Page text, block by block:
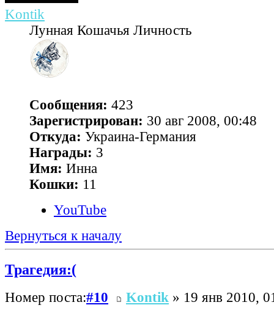
Kontik
Лунная Кошачья Личность
Сообщения: 423
Зарегистрирован: 30 авг 2008, 00:48
Откуда: Украина-Германия
Награды: 3
Имя: Инна
Кошки: 11
YouTube
Вернуться к началу
Трагедия:(
Номер поста:#10 Kontik » 19 янв 2010,